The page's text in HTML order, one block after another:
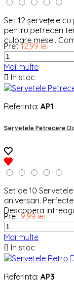
Set 12 șervețele
pentru petreceri
culoare mesei.
Pret 12,99 lei
Mai multe
 In stoc
Referinta: AP1
Servetele Petrecere
Set de 10
aniversari.
Descopera
Pret 9,99 lei
Mai multe
 In stoc
Referinta: AP3